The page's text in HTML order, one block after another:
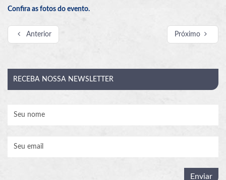
Confira as fotos do evento.
Anterior Próximo
RECEBA NOSSA NEWSLETTER